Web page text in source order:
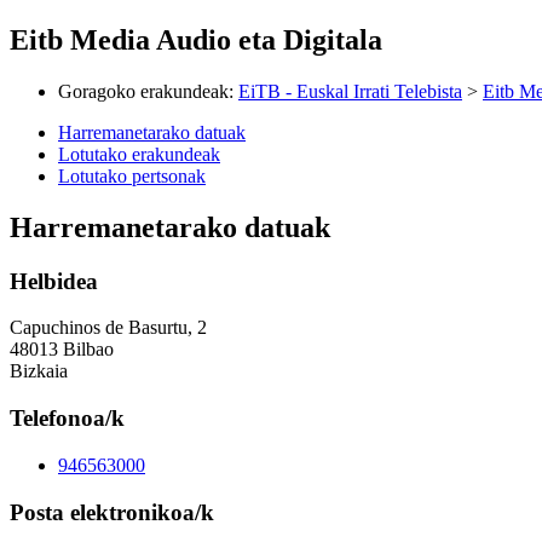
Eitb Media Audio eta Digitala
Goragoko erakundeak: EiTB - Euskal Irrati Telebista > Eitb
Harremanetarako datuak
Lotutako erakundeak
Lotutako pertsonak
Harremanetarako datuak
Helbidea
Capuchinos de Basurtu, 2
48013 Bilbao
Bizkaia
Telefonoa/k
946563000
Posta elektronikoa/k